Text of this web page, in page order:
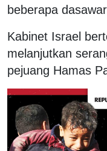
beberapa
Kabinet Israel
melanjutkan
pejuang Hamas